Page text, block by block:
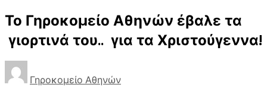
Το Γηροκομείο Αθηνών έβαλε τα
γιορτινά του.. για τα Χριστούγεννα!
Γηροκομείο Αθηνών